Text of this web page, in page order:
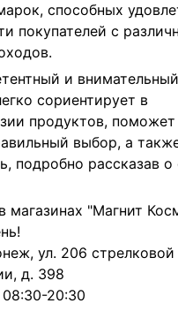
способных
покупателей с
и внимательный
сориентирует в
продуктов, поможет
выбор, а
подробно рассказав о
магазинах "Магнит
ул. 206 стрелковой
д. 398
08:30-20:30